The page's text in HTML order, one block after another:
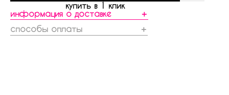
купить в 1 клик
информация о доставке
＋
способы оплаты
＋